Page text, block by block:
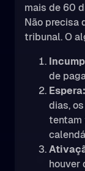
mais de 60
Não precisa
tribunal. O
de
Espera:
dias,
tentam
houver